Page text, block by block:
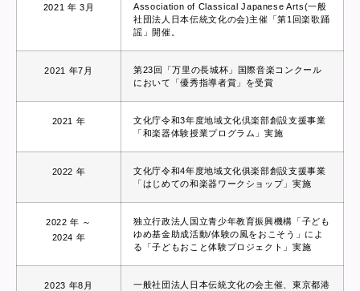
2021 年 3月
Association of Classical Japanese Arts(一般
社団法人日本伝統文化の会)主催「第1回楽歌踊
謡」開催。
2021 年7月
第23回「万里の長城杯」国際音楽コンクール
において「優秀指導者賞」を受賞
2021 年
文化庁令和3年度地域文化倶楽部創設支援事業
「和楽器体験授業プログラム」実施
2022 年
文化庁令和4年度地域文化俱楽部創設支援事業
「はじめての和楽器ワークショップ」実施
2022 年 ～
2024 年
独立行政法人国立青少年教育振興機構「子ども
ゆめ基金助成活動/体験の風をおこそう」によ
る「子どもおこと体験プロジェクト」実施
2023 年8月
一般社団法人日本伝統文化の会主催、東京都港